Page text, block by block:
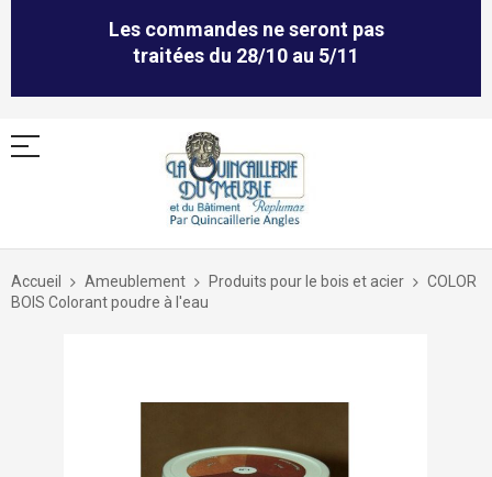
Les commandes ne seront pas
traitées du 28/10 au 5/11
Allez
contenu
Accueil Ameublement Produits pour le bois et acier
COLOR
BOIS Colorant poudre à l'eau